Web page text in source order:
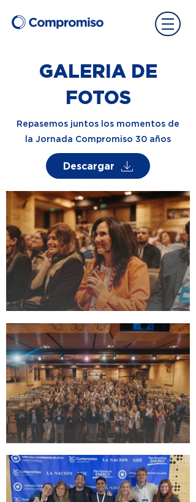
GALERIA DE
FOTOS
Repasemos juntos los momentos de
la Jornada Compromiso 30 años
Descargar